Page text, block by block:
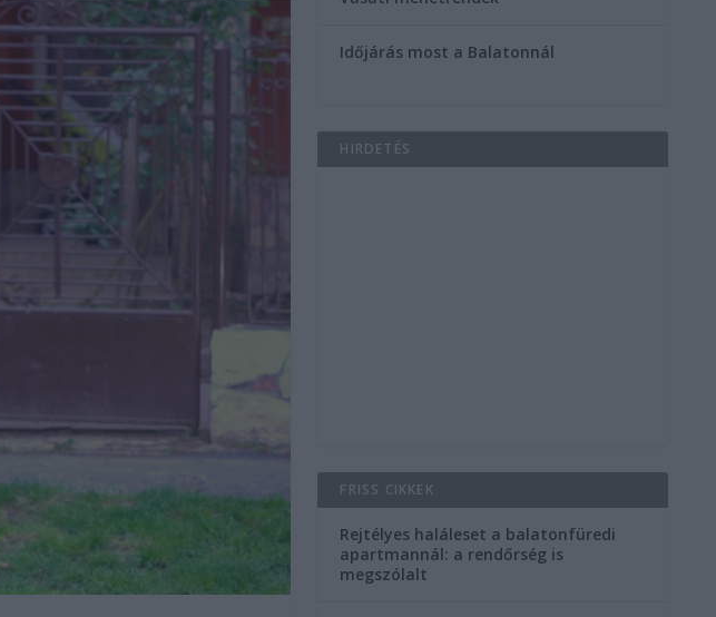
Időjárás most a Balatonnál
HIRDETÉS
FRISS CIKKEK
Rejtélyes haláleset a balatonfüredi
apartmannál: a rendőrség is
megszólalt